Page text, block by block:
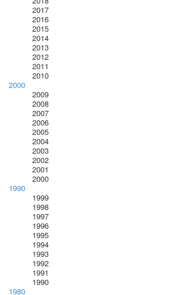
2017
2016
2015
2014
2013
2012
2011
2010
2000
2009
2008
2007
2006
2005
2004
2003
2002
2001
2000
1990
1999
1998
1997
1996
1995
1994
1993
1992
1991
1990
1980